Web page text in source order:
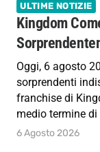
ULTIME NOTIZIE
Kingdom
Oggi, 6 agosto
sorprendenti
franchise di
medio termine
6 Agosto 2026